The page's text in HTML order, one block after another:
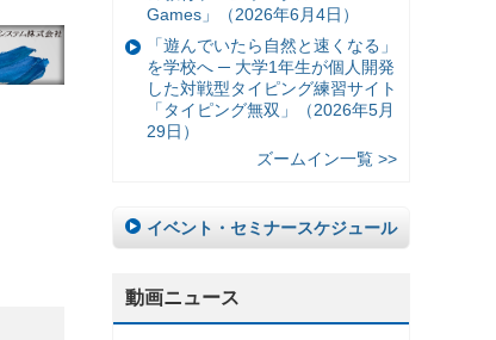
Games」（2026年6月4日）
「遊んでいたら自然と速くなる」
を学校へ ─ 大学1年生が個人開発
した対戦型タイピング練習サイト
「タイピング無双」（2026年5月
29日）
ズームイン一覧 >>
イベント・セミナースケジュール
動画ニュース